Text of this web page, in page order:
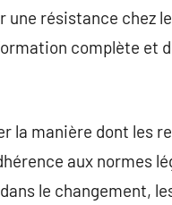
résistance chez
complète et
la manière dont les
aux normes
le changement,